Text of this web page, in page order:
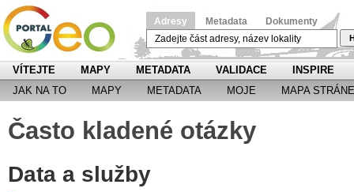
Adresy Metadata Dokumenty
VÍTEJTE MAPY METADATA VALIDACE
INSPIRE
JAK NA TO
MAPY METADATA MOJE MAPA
Často kladené otázky
Data a služby